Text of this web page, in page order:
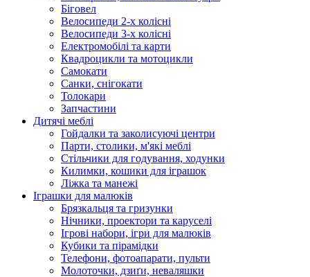
Біговел
Велосипеди 2-х колісні
Велосипеди 3-х колісні
Електромобілі та карти
Квадроцикли та мотоцикли
Самокати
Санки, снігокати
Толокари
Запчастини
Дитячі меблі
Гойдалки та заколисуючі центри
Парти, столики, м'які меблі
Стільчики для годування, ходунки
Килимки, кошики для іграшок
Ліжка та манежі
Іграшки для малюків
Брязкальця та гризунки
Нічники, проектори та каруселі
Ігрові набори, ігри для малюків
Кубики та пірамідки
Телефони, фотоапарати, пульти
Молоточки, дзиґи, неваляшки